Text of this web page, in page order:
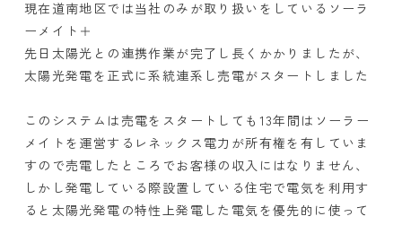
現在道南地区では当社のみが取り扱いをしているソーラ
ーメイト＋
先日太陽光との連携作業が完了し長くかかりましたが、
太陽光発電を正式に系統連系し売電がスタートしました
このシステムは売電をスタートしても13年間はソーラー
メイトを運営するレネックス電力が所有権を有していま
すので売電したところでお客様の収入にはなりません、
しかし発電している際設置している住宅で電気を利用す
ると太陽光発電の特性上発電した電気を優先的に使って